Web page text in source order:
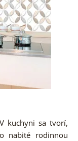
kuchyni sa tvorí,
nabité rodinnou